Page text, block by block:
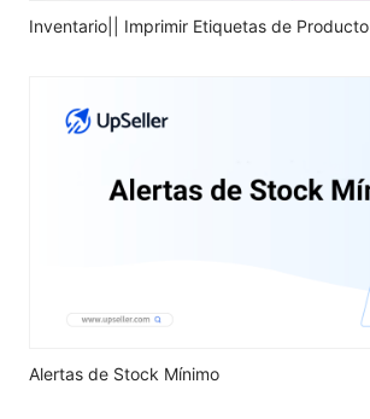
Inventario|| Imprimir Etiquetas de Producto
Alertas de Stock Mínimo